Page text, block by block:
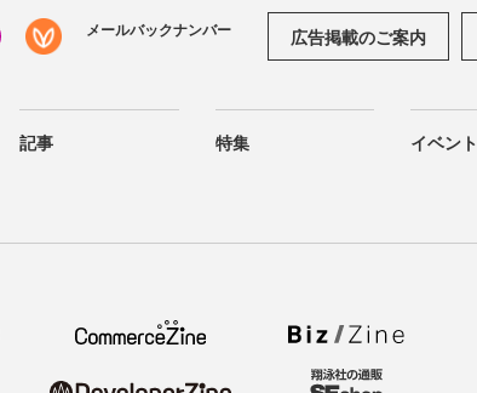
メールバックナンバー 広告掲載のご案内
記事 特集 イベント